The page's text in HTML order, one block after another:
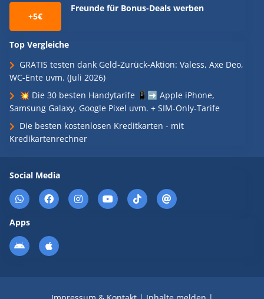
+5€
Freunde für Bonus-Deals werben
Top Vergleiche
GRATIS testen dank Geld-Zurück-Aktion: Valess, Axe Deo,
WC-Ente uvm. (Juli 2026)
💥 Die 30 besten Handytarife 📱➡️ Apple iPhone,
Samsung Galaxy, Google Pixel uvm. + SIM-Only-Tarife
Die besten kostenlosen Kreditkarten - mit
Kredikartenrechner
Social Media
Apps